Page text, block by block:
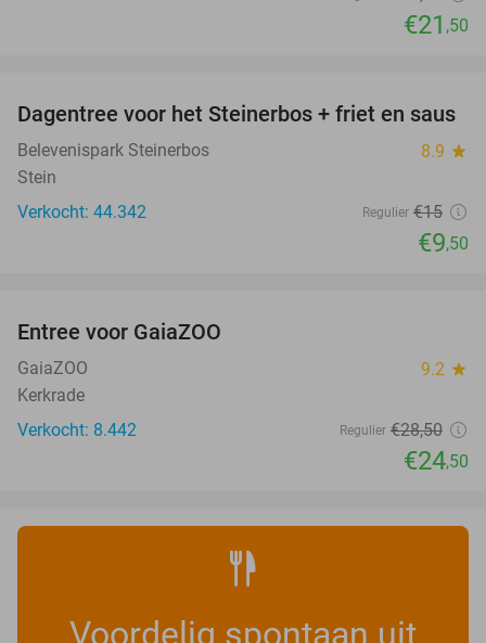
€21 ,50
37%
Dagentree voor het Steinerbos + friet en saus
Belevenispark Steinerbos 8.9 star
Stein
Verkocht: 44.342
Regulier €15
€9,50
Entree voor GaiaZOO
GaiaZOO 9.2 star
Kerkrade
Verkocht: 8.442
Regulier €28,50
€24,50
Voordelig spontaan uit